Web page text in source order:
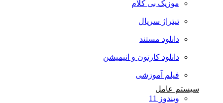
موزیک بی کلام
تیتراژ سریال
دانلود مستند
دانلود کارتون و انیمیشن
فیلم آموزشی
سیستم عامل
ویندوز 11